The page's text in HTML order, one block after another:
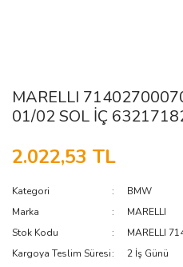
MARELLI
01/02 SOL İÇ
2.022,53 TL
Kategori
BMW
Marka
MARELLI
Stok Kodu
MARELLI
Kargoya Teslim Süresi
2 İş Günü